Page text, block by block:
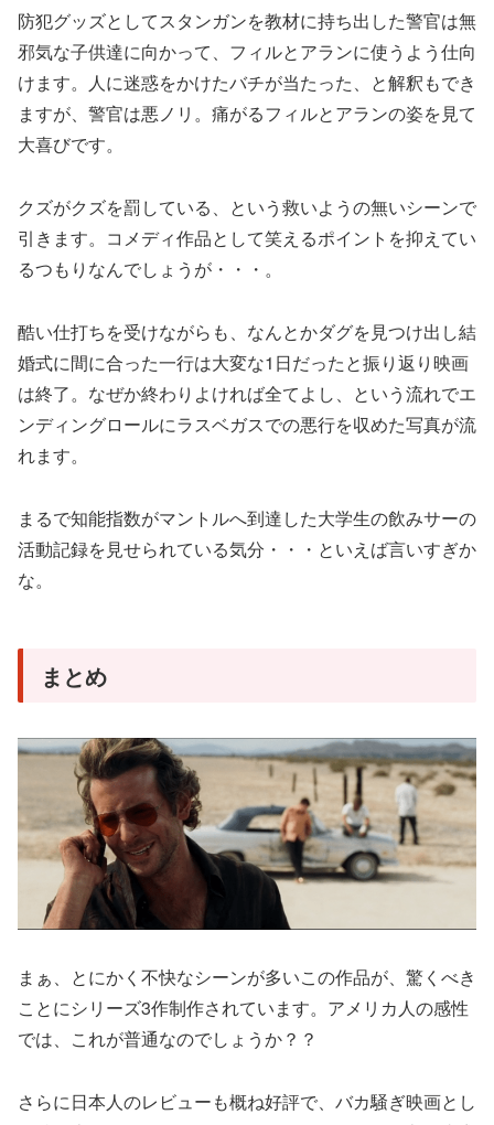
防犯グッズとしてスタンガンを教材に持ち出した警官は無
邪気な子供達に向かって、フィルとアランに使うよう仕向
けます。人に迷惑をかけたバチが当たった、と解釈もでき
ますが、警官は悪ノリ。痛がるフィルとアランの姿を見て
大喜びです。
クズがクズを罰している、という救いようの無いシーンで
引きます。コメディ作品として笑えるポイントを抑えてい
るつもりなんでしょうが・・・。
酷い仕打ちを受けながらも、なんとかダグを見つけ出し結
婚式に間に合った一行は大変な1日だったと振り返り映画
は終了。なぜか終わりよければ全てよし、という流れでエ
ンディングロールにラスベガスでの悪行を収めた写真が流
れます。
まるで知能指数がマントルへ到達した大学生の飲みサーの
活動記録を見せられている気分・・・といえば言いすぎか
な。
まとめ
まぁ、とにかく不快なシーンが多いこの作品が、驚くべき
ことにシリーズ3作制作されています。アメリカ人の感性
では、これが普通なのでしょうか？？
さらに日本人のレビューも概ね好評で、バカ騒ぎ映画とし